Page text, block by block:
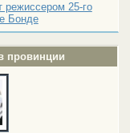
режиссером 25-го
Бонде
провинции